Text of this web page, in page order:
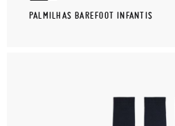
PALMILHAS BAREFOOT INFANTIS